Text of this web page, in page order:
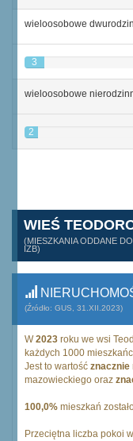
wieloosobowe
3
wieloosobowe
2
WIEŚ
(MIESZKANIA ODDANE
IZB)
(Źródło: GUS, 31.XII.2023)
W2023 roku we wsi
każdych 1000
Jest to wartość znacznie
mazowieckiego oraz
100,0% mieszkań
Przeciętna liczba pokoi